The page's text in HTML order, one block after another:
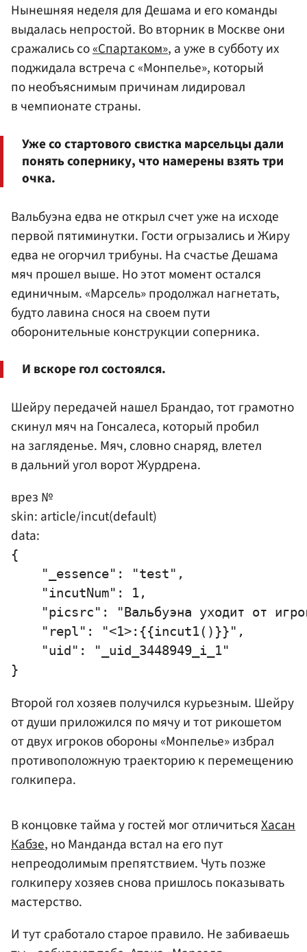
Нынешняя неделя для Дешама и его команды
выдалась непростой. Во вторник в Москве они
сражались со«Спартаком», а уже в субботу их
поджидала встреча с «Монпелье», который
по необъяснимым причинам лидировал
в чемпионате страны.
Уже со стартового свистка марсельцы дали
понять сопернику, что намерены взять три
очка.
Вальбуэна едва не открыл счет уже на исходе
первой пятиминутки. Гости огрызались и Жиру
едва не огорчил трибуны. На счастье Дешама
мяч прошел выше. Но этот момент остался
единичным. «Марсель» продолжал нагнетать,
будто лавина снося на своем пути
оборонительные конструкции соперника.
И вскоре гол состоялся.
Шейру передачей нашел Брандао, тот грамотно
скинул мяч на Гонсалеса, который пробил
на загляденье. Мяч, словно снаряд, влетел
в дальний угол ворот Журдрена.
врез №
skin: article/incut(default)
data:
{
    "_essence": "test",
    "incutNum": 1,
"picsrc": "Вальбуэна уходит от
    "repl": "<1>:{{incut1()}}",
    "uid": "_uid_3448949_i_1"
Второй гол хозяев получился курьезным. Шейру
от души приложился по мячу и тот рикошетом
от двух игроков обороны «Монпелье» избрал
противоположную траекторию к перемещению
голкипера.
В концовке тайма у гостей мог отличитьсяХасан
Кабзе, но Манданда встал на его пут
непреодолимым препятствием. Чуть позже
голкиперу хозяев снова пришлось показывать
мастерство.
И тут сработало старое правило. Не забиваешь